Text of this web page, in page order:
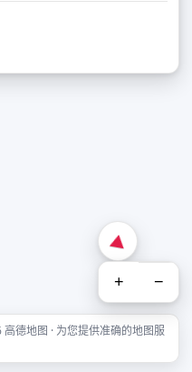
+ −
德地图 · 为您提供准确的地图服